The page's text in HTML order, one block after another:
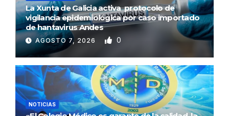
La Xunta de Galicia activa protocolo de
vigilancia epidemiológica por caso importado
de hantavirus Andes
AGOSTO 7, 2026 0
NOTICIAS